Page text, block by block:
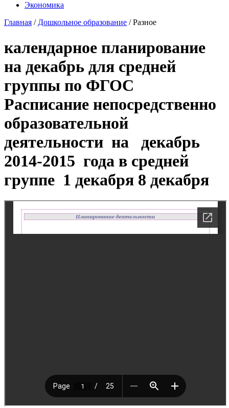
Экономика
Главная / Дошкольное образование /Разное
календарное планирование
на декабрь для средней
группы по ФГОС
Расписание непосредственно
образовательной
деятельности на декабрь
2014-2015 года в средней
группе 1 декабря 8 декабря